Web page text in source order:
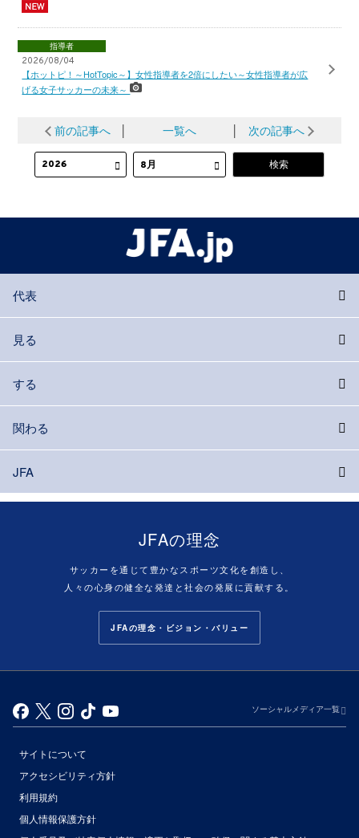
指導者
2026/08/04
【ホットピ！～HotTopic～】女性指導者を2倍にしたい～女性指導者が広
げる女子サッカーの未来～
前の記事へ 一覧へ 次の記事へ
代表
見る
する
関わる
JFA
JFAの理念
サッカーを通じて豊かなスポーツ文化を創造し、
人々の心身の健全な発達と社会の発展に貢献する。
JFAの理念・ビジョン・バリュー
ソーシャルメディア一覧
サイトについて
アクセシビリティ方針
利用規約
個人情報保護方針